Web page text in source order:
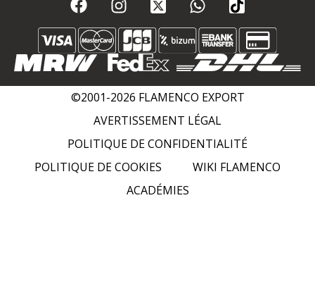
©2001-2026 FLAMENCO EXPORT
AVERTISSEMENT LÉGAL
POLITIQUE DE CONFIDENTIALITÉ
POLITIQUE DE COOKIES
WIKI FLAMENCO
ACADÉMIES